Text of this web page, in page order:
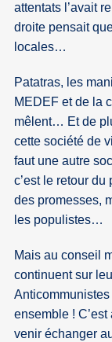
attentats l’avait
droite pensait
locales…
Patatras, les
MEDEF et de la
mêlent… Et de
cette société de
faut une autre
c’est le retour
des promesses,
les populistes…
Mais au conseil
continuent sur
ensemble !
venir échanger